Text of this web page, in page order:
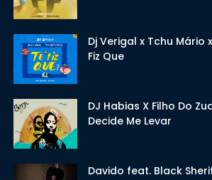
Dj Verigal x Tchu Mário
Fiz Que
DJ Habias X Filho Do
Decide Me Levar
Davido feat. Black